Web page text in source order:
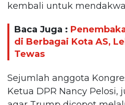
kembali untuk
Baca Juga :
di Berbagai Kota AS,
Tewas
Sejumlah anggota
Ketua DPR Nancy Pelosi,